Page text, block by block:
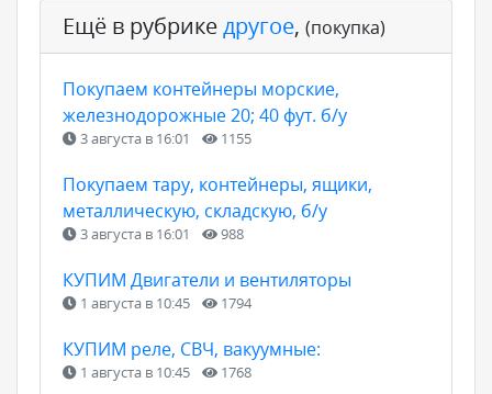
Ещё в рубрикедругое, (покупка)
Покупаем контейнеры морские,
железнодорожные 20; 40 фут. б/у
3 августа в 16:01 1155
Покупаем тару, контейнеры, ящики,
металлическую, складскую, б/у
3 августа в 16:01 988
КУПИМ Двигатели и вентиляторы
1 августа в 10:45 1794
КУПИМ реле, СВЧ, вакуумные:
1 августа в 10:45 1768